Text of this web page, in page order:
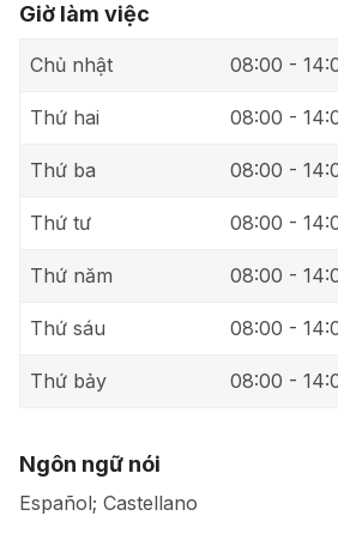
Giờ làm việc
Chủ nhật 08:00 -
Thứ hai 08:00 -
Thứ ba 08:00 -
Thứ tư 08:00 -
Thứ năm 08:00 -
Thứ sáu 08:00 -
Thứ bảy 08:00 -
Ngôn ngữ nói
Español; Castellano